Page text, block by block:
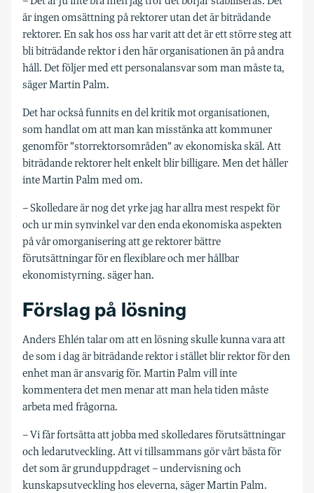
är ingen omsättning på rektorer utan det är biträdande
rektorer. En sak hos oss har varit att det är ett större steg att
bli biträdande rektor i den här organisationen än på andra
håll. Det följer med ett personalansvar som man måste ta,
säger Martin Palm.
Det har också funnits en del kritik mot organisationen,
som handlat om att man kan misstänka att kommuner
genomför ”storrektorsområden” av ekonomiska skäl. Att
biträdande rektorer helt enkelt blir billigare. Men det håller
inte Martin Palm med om.
– Skolledare är nog det yrke jag har allra mest respekt för
och ur min synvinkel var den enda ekonomiska aspekten
på vår omorganisering att ge rektorer bättre
förutsättningar för en flexiblare och mer hållbar
ekonomistyrning. säger han.
Förslag på lösning
Anders Ehlén talar om att en lösning skulle kunna vara att
de som i dag är biträdande rektor i stället blir rektor för den
enhet man är ansvarig för. Martin Palm vill inte
kommentera det men menar att man hela tiden måste
arbeta med frågorna.
– Vi får fortsätta att jobba med skolledares förutsättningar
och ledarutveckling. Att vi tillsammans gör vårt bästa för
det som är grunduppdraget – undervisning och
kunskapsutveckling hos eleverna, säger Martin Palm.